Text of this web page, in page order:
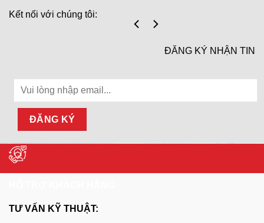
Kết nối với chúng tôi:
ĐĂNG KÝ NHẬN TIN
TƯ VẤN KỸ THUẬT: